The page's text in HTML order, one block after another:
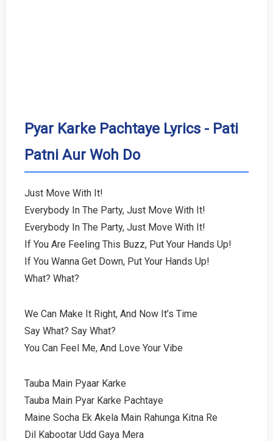
Pyar Karke Pachtaye Lyrics - Pati
Patni Aur Woh Do
Just Move With It!
Everybody In The Party, Just Move With It!
Everybody In The Party, Just Move With It!
If You Are Feeling This Buzz, Put Your Hands Up!
If You Wanna Get Down, Put Your Hands Up!
What? What?
We Can Make It Right, And Now It’s Time
Say What? Say What?
You Can Feel Me, And Love Your Vibe
Tauba Main Pyaar Karke
Tauba Main Pyar Karke Pachtaye
Maine Socha Ek Akela Main Rahunga Kitna Re
Dil Kabootar Udd Gaya Mera